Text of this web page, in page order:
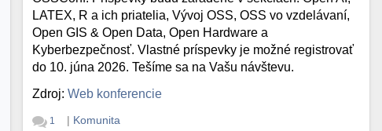
LATEX, R a ich priatelia, Vývoj OSS, OSS vo vzdelávaní,
Open GIS & Open Data, Open Hardware a
Kyberbezpečnosť. Vlastné príspevky je možné registrovať
do 10. júna 2026. Tešíme sa na Vašu návštevu.
Zdroj:Web konferencie
1 | Komunita